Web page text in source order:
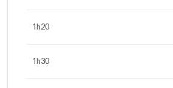
1h20
1h30